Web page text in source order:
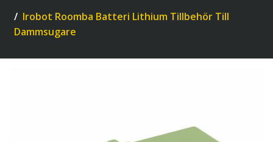
Irobot Roomba Batteri Lithium Tillbehör Till
Dammsugare